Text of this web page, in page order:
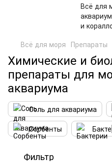
Всё для моря Препараты
Химические и
препараты для
аквариума
Соль для аквариума
Сорбенты
Фильтр